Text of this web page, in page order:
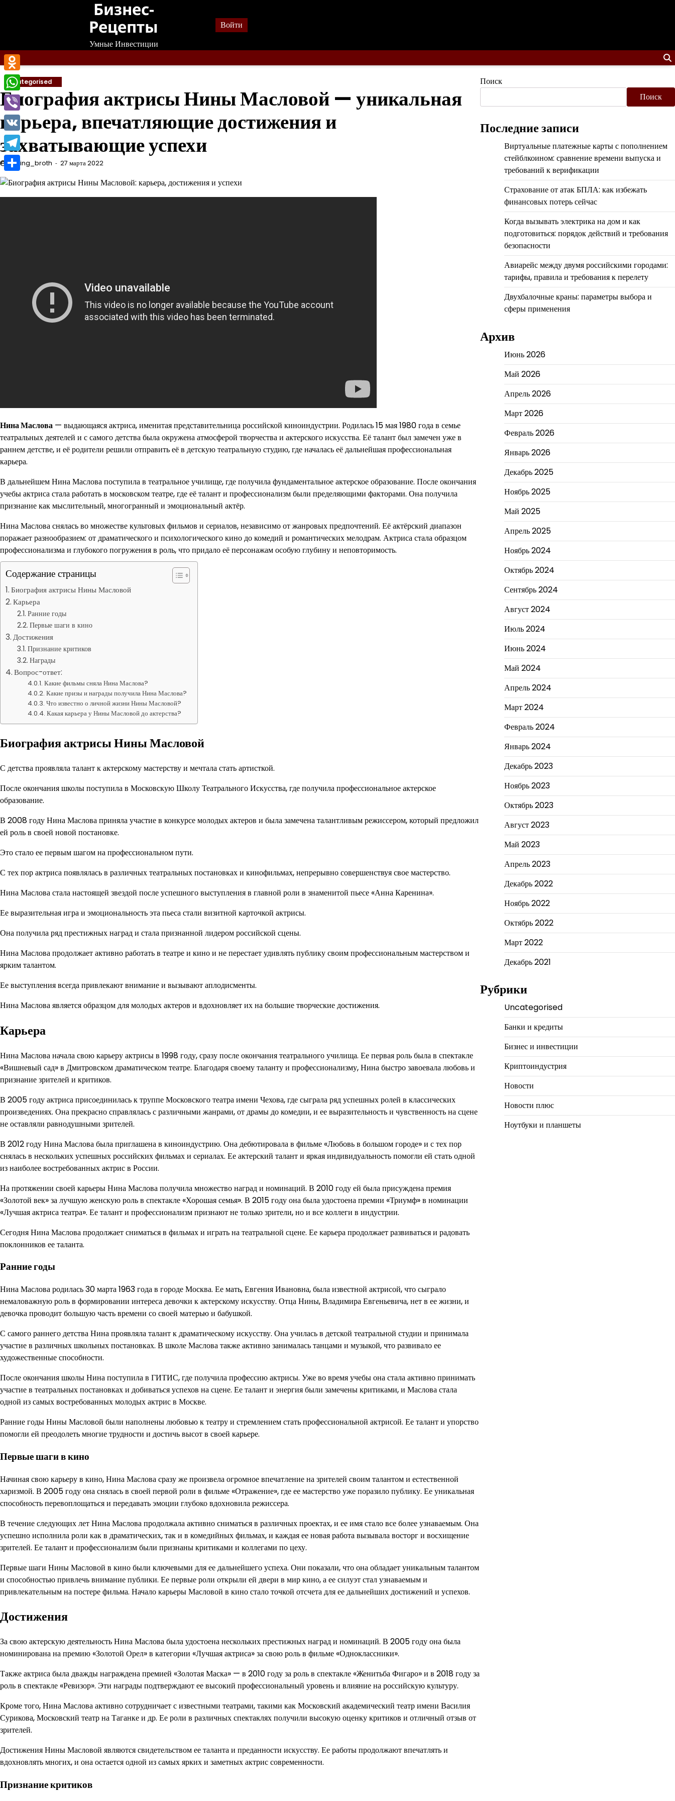
Бизнес-
Рецепты
Умные Инвестиции
Войти
Uncategorised
Биография актрисы Нины Масловой — уникальная
карьера, впечатляющие достижения и
захватывающие успехи
mining_broth 27 марта 2022
Нина Маслова — выдающаяся актриса, именитая представительница российской киноиндустрии. Родилась 15 мая 1980 года в семье
театральных деятелей и с самого детства была окружена атмосферой творчества и актерского искусства. Её талант был замечен уже в
раннем детстве, и её родители решили отправить её в детскую театральную студию, где началась её дальнейшая профессиональная
карьера.
В дальнейшем Нина Маслова поступила в театральное училище, где получила фундаментальное актерское образование. После окончания
учебы актриса стала работать в московском театре, где её талант и профессионализм были пределяющими факторами. Она получила
признание как мыслительный, многогранный и эмоциональный актёр.
Нина Маслова снялась во множестве культовых фильмов и сериалов, независимо от жанровых предпочтений. Её актёрский диапазон
поражает разнообразием: от драматического и психологического кино до комедий и романтических мелодрам. Актриса стала образцом
профессионализма и глубокого погружения в роль, что придало её персонажам особую глубину и неповторимость.
Содержание страницы
Биография актрисы Нины Масловой
Карьера
Ранние годы
Первые шаги в кино
Достижения
Признание критиков
Награды
Вопрос-ответ:
Какие фильмы сняла Нина Маслова?
Какие призы и награды получила Нина Маслова?
Что известно о личной жизни Нины Масловой?
Какая карьера у Нины Масловой до актерства?
Биография актрисы Нины Масловой
С детства проявляла талант к актерскому мастерству и мечтала стать артисткой.
После окончания школы поступила в Московскую Школу Театрального Искусства, где получила профессиональное актерское
образование.
В 2008 году Нина Маслова приняла участие в конкурсе молодых актеров и была замечена талантливым режиссером, который предложил
ей роль в своей новой постановке.
Это стало ее первым шагом на профессиональном пути.
С тех пор актриса появлялась в различных театральных постановках и кинофильмах, непрерывно совершенствуя свое мастерство.
Нина Маслова стала настоящей звездой после успешного выступления в главной роли в знаменитой пьесе «Анна Каренина».
Ее выразительная игра и эмоциональность эта пьеса стали визитной карточкой актрисы.
Она получила ряд престижных наград и стала признанной лидером российской сцены.
Нина Маслова продолжает активно работать в театре и кино и не перестает удивлять публику своим профессиональным мастерством и
ярким талантом.
Ее выступления всегда привлекают внимание и вызывают аплодисменты.
Нина Маслова является образцом для молодых актеров и вдохновляет их на большие творческие достижения.
Карьера
Нина Маслова начала свою карьеру актрисы в 1998 году, сразу после окончания театрального училища. Ее первая роль была в спектакле
«Вишневый сад» в Дмитровском драматическом театре. Благодаря своему таланту и профессионализму, Нина быстро завоевала любовь и
признание зрителей и критиков.
В 2005 году актриса присоединилась к труппе Московского театра имени Чехова, где сыграла ряд успешных ролей в классических
произведениях. Она прекрасно справлялась с различными жанрами, от драмы до комедии, и ее выразительность и чувственность на сцене
не оставляли равнодушными зрителей.
В 2012 году Нина Маслова была приглашена в киноиндустрию. Она дебютировала в фильме «Любовь в большом городе» и с тех пор
снялась в нескольких успешных российских фильмах и сериалах. Ее актерский талант и яркая индивидуальность помогли ей стать одной
из наиболее востребованных актрис в России.
На протяжении своей карьеры Нина Маслова получила множество наград и номинаций. В 2010 году ей была присуждена премия
«Золотой век» за лучшую женскую роль в спектакле «Хорошая семья». В 2015 году она была удостоена премии «Триумф» в номинации
«Лучшая актриса театра». Ее талант и профессионализм признают не только зрители, но и все коллеги в индустрии.
Сегодня Нина Маслова продолжает сниматься в фильмах и играть на театральной сцене. Ее карьера продолжает развиваться и радовать
поклонников ее таланта.
Ранние годы
Нина Маслова родилась 30 марта 1963 года в городе Москва. Ее мать, Евгения Ивановна, была известной актрисой, что сыграло
немаловажную роль в формировании интереса девочки к актерскому искусству. Отца Нины, Владимира Евгеньевича, нет в ее жизни, и
девочка проводит большую часть времени со своей матерью и бабушкой.
С самого раннего детства Нина проявляла талант к драматическому искусству. Она училась в детской театральной студии и принимала
участие в различных школьных постановках. В школе Маслова также активно занималась танцами и музыкой, что развивало ее
художественные способности.
После окончания школы Нина поступила в ГИТИС, где получила профессию актрисы. Уже во время учебы она стала активно принимать
участие в театральных постановках и добиваться успехов на сцене. Ее талант и энергия были замечены критиками, и Маслова стала
одной из самых востребованных молодых актрис в Москве.
Ранние годы Нины Масловой были наполнены любовью к театру и стремлением стать профессиональной актрисой. Ее талант и упорство
помогли ей преодолеть многие трудности и достичь высот в своей карьере.
Первые шаги в кино
Начиная свою карьеру в кино, Нина Маслова сразу же произвела огромное впечатление на зрителей своим талантом и естественной
харизмой. В 2005 году она снялась в своей первой роли в фильме «Отражение», где ее мастерство уже поразило публику. Ее уникальная
способность перевоплощаться и передавать эмоции глубоко вдохновила режиссера.
В течение следующих лет Нина Маслова продолжала активно сниматься в различных проектах, и ее имя стало все более узнаваемым. Она
успешно исполнила роли как в драматических, так и в комедийных фильмах, и каждая ее новая работа вызывала восторг и восхищение
зрителей. Ее талант и профессионализм были признаны критиками и коллегами по цеху.
Первые шаги Нины Масловой в кино были ключевыми для ее дальнейшего успеха. Они показали, что она обладает уникальным талантом
и способностью привлечь внимание публики. Ее первые роли открыли ей двери в мир кино, а ее силуэт стал узнаваемым и
привлекательным на постере фильма. Начало карьеры Масловой в кино стало точкой отсчета для ее дальнейших достижений и успехов.
Достижения
За свою актерскую деятельность Нина Маслова была удостоена нескольких престижных наград и номинаций. В 2005 году она была
номинирована на премию «Золотой Орел» в категории «Лучшая актриса» за свою роль в фильме «Одноклассники».
Также актриса была дважды награждена премией «Золотая Маска» — в 2010 году за роль в спектакле «Женитьба Фигаро» и в 2018 году за
роль в спектакле «Ревизор». Эти награды подтверждают ее высокий профессиональный уровень и влияние на российскую культуру.
Кроме того, Нина Маслова активно сотрудничает с известными театрами, такими как Московский академический театр имени Василия
Сурикова, Московский театр на Таганке и др. Ее роли в различных спектаклях получили высокую оценку критиков и отличный отзыв от
зрителей.
Достижения Нины Масловой являются свидетельством ее таланта и преданности искусству. Ее работы продолжают впечатлять и
вдохновлять многих, и она остается одной из самых ярких и заметных актрис современности.
Признание критиков
Поиск
Поиск
Последние записи
Виртуальные платежные карты с пополнением
стейблкоином: сравнение времени выпуска и
требований к верификации
Страхование от атак БПЛА: как избежать
финансовых потерь сейчас
Когда вызывать электрика на дом и как
подготовиться: порядок действий и требования
безопасности
Авиарейс между двумя российскими городами:
тарифы, правила и требования к перелету
Двухбалочные краны: параметры выбора и
сферы применения
Архив
Июнь 2026
Май 2026
Апрель 2026
Март 2026
Февраль 2026
Январь 2026
Декабрь 2025
Ноябрь 2025
Май 2025
Апрель 2025
Ноябрь 2024
Октябрь 2024
Сентябрь 2024
Август 2024
Июль 2024
Июнь 2024
Май 2024
Апрель 2024
Март 2024
Февраль 2024
Январь 2024
Декабрь 2023
Ноябрь 2023
Октябрь 2023
Август 2023
Май 2023
Апрель 2023
Декабрь 2022
Ноябрь 2022
Октябрь 2022
Март 2022
Декабрь 2021
Рубрики
Uncategorised
Банки и кредиты
Бизнес и инвестиции
Криптоиндустрия
Новости
Новости плюс
Ноутбуки и планшеты
Odnoklassniki
WhatsApp
Viber
VK
Telegram
Отправить